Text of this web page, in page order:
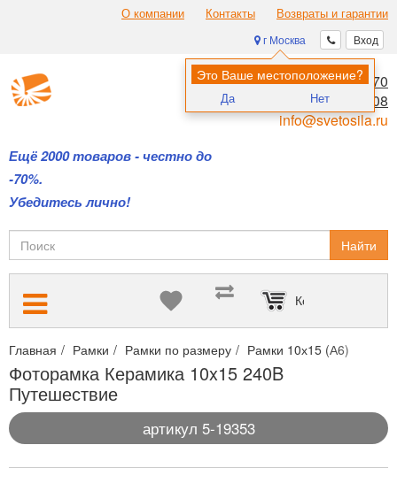
О компании Контакты Возвраты и гарантии
Вход
г Москва
Это Ваше местоположение?
Да Нет
Ещё 2000 товаров - честно до
-70%.
Убедитесь лично!
8 (495) 970-00-70
8 (800) 700-11-08
info@svetosila.ru
Найти
Корзина пуста
Главная Рамки Рамки по размеру Рамки 10х15 (А6)
Фоторамка Керамика 10x15 240B
Путешествие
артикул 5-19353